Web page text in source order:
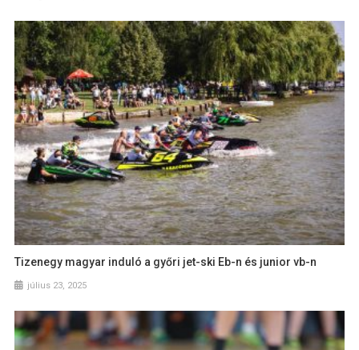
Tizenegy magyar induló a győri jet-ski Eb-n és junior vb-n
július 23, 2025